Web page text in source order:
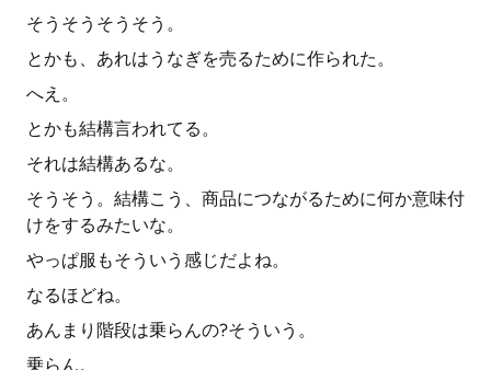
そうそうそうそう。
とかも、あれはうなぎを売るために作られた。
へえ。
とかも結構言われてる。
それは結構あるな。
そうそう。結構こう、商品につながるために何か意味付
けをするみたいな。
やっぱ服もそういう感じだよね。
なるほどね。
あんまり階段は乗らんの?そういう。
乗らん。